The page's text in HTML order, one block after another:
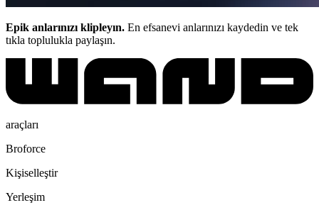
Epik anlarınızı klipleyın. En efsanevi anlarınızı kaydedin ve tek
tıkla toplulukla paylaşın.
araçları
Broforce
Kişiselleştir
Yerleşim